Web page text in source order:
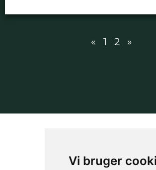
Vi bruger
« 1 2 »
OM